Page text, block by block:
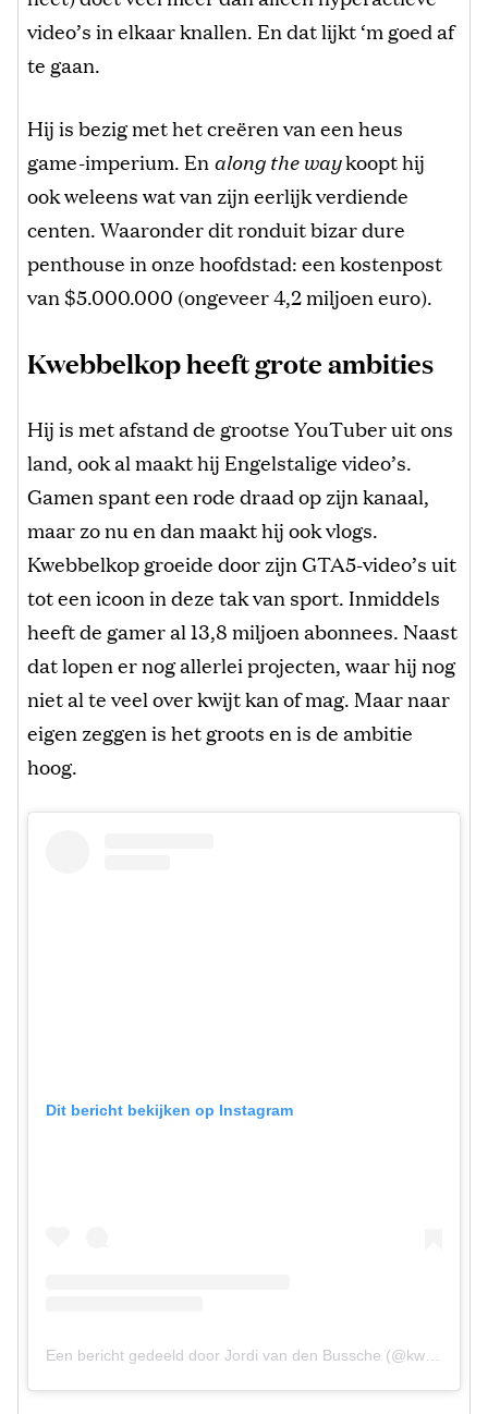
video’s in elkaar knallen. En dat lijkt ‘m goed af
te gaan.
Hij is bezig met het creëren van een heus
game-imperium. En along the waykoopt hij
ook weleens wat van zijn eerlijk verdiende
centen. Waaronder dit ronduit bizar dure
penthouse in onze hoofdstad: een kostenpost
van $5.000.000 (ongeveer 4,2 miljoen euro).
Kwebbelkop heeft grote ambities
Hij is met afstand de grootse YouTuber uit ons
land, ook al maakt hij Engelstalige video’s.
Gamen spant een rode draad op zijn kanaal,
maar zo nu en dan maakt hij ook vlogs.
Kwebbelkop groeide door zijn GTA5-video’s uit
tot een icoon in deze tak van sport. Inmiddels
heeft de gamer al 13,8 miljoen abonnees. Naast
dat lopen er nog allerlei projecten, waar hij nog
niet al te veel over kwijt kan of mag. Maar naar
eigen zeggen is het groots en is de ambitie
hoog.
Dit bericht bekijken op Instagram
Een bericht gedeeld door Jordi van den Bussche (@kwebbelkop)